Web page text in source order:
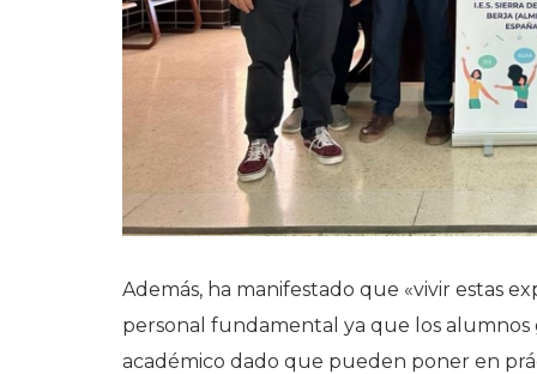
Además, ha manifestado que «vivir estas
personal fundamental ya que los
académico dado que pueden poner en